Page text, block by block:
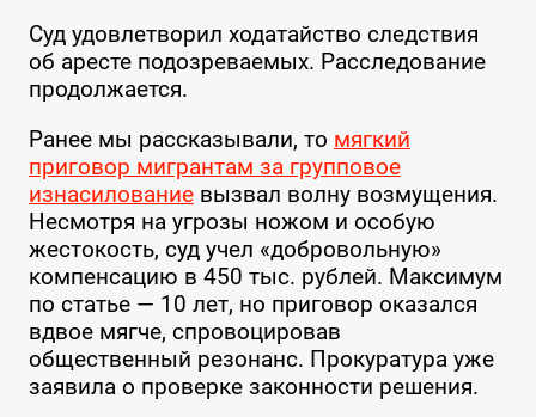
Суд удовлетворил ходатайство следствия
об аресте подозреваемых. Расследование
продолжается.
Ранее мы рассказывали, то мягкий
приговор мигрантам за групповое
изнасилованиевызвал волну возмущения.
Несмотря на угрозы ножом и особую
жестокость, суд учел «добровольную»
компенсацию в 450 тыс. рублей. Максимум
по статье — 10 лет, но приговор оказался
вдвое мягче, спровоцировав
общественный резонанс. Прокуратура уже
заявила о проверке законности решения.